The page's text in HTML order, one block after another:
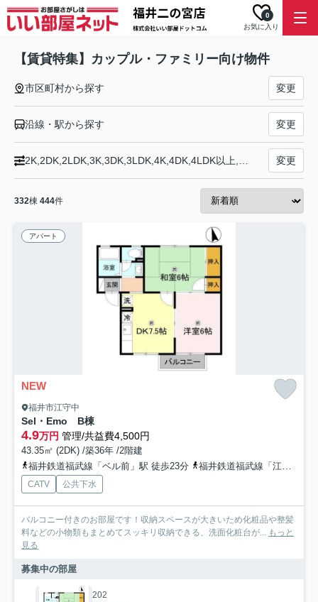
お気に入り
0
【賃貸特集】カップル・ファミリー向け物件
市区町村から探す 変更
沿線・駅から探す 変更
変更
332棟 444件
アパート
NEW
福井市江守中
Sel・Emo B棟
4.9万円 管理/共益費4,500円
43.35㎡ (2DK) /築36年 /2階建
福井鉄道福武線「ベル前」駅 徒歩23分
福井鉄道福武線「江端」駅 徒歩28分
CATV 公共下水
バルコニー付きのお部屋です！収納スペースが大きいため化粧品や整髪
料などの小物類もまとめてスッキリ収納できる、洗面化粧台が... もっと
見る
募集中の部屋
202